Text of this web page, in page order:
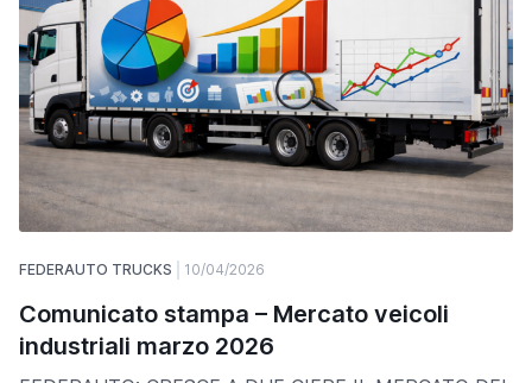
FEDERAUTO TRUCKS 10/04/2026
Comunicato stampa – Mercato veicoli
industriali marzo 2026